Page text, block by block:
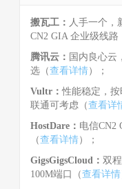
搬瓦工： 人手一个，
CN2 GIA 企业级线路
腾讯云： 国内良心云
选（查看详情）；
Vultr：性能稳定，
联通可考虑（查看详
HostDare： 电信CN2
（查看详情）；
GigsGigsCloud： 双
100M端口（查看详情